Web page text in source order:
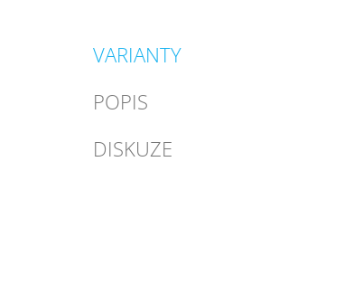
VARIANTY
POPIS
DISKUZE